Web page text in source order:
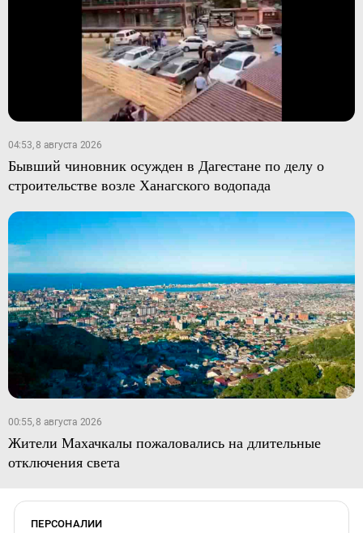
04:53, 8 августа 2026
Бывший чиновник осужден в Дагестане по делу о
строительстве возле Ханагского водопада
00:55, 8 августа 2026
Жители Махачкалы пожаловались на длительные
отключения света
ПЕРСОНАЛИИ